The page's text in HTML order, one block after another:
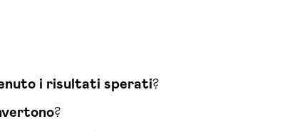
i risultati sperati?
?